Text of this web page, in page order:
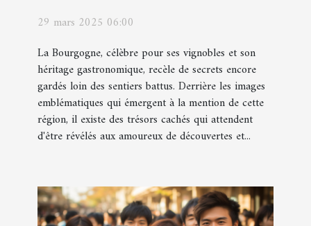
cachés de la Bourgogne
29 mars 2025 06:00
La Bourgogne, célèbre pour ses vignobles et son
héritage gastronomique, recèle de secrets encore
gardés loin des sentiers battus. Derrière les images
emblématiques qui émergent à la mention de cette
région, il existe des trésors cachés qui attendent
d'être révélés aux amoureux de découvertes et...